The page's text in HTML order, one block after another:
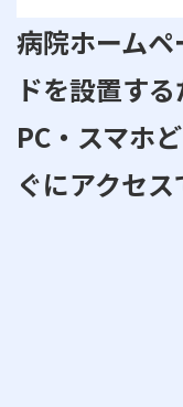
病院ホーム
ドを設置する
PC・スマホ
ぐにアクセス